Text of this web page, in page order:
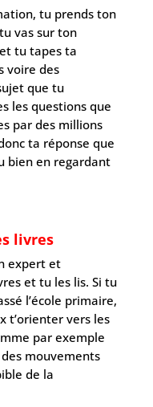
tu prends ton
vas sur ton
tu tapes ta
voire des
que tu
les questions que
par des millions
ta réponse que
bien en regardant
livres
expert et
et tu les lis. Si tu
l’école primaire,
t’orienter vers les
par exemple
mouvements
de la